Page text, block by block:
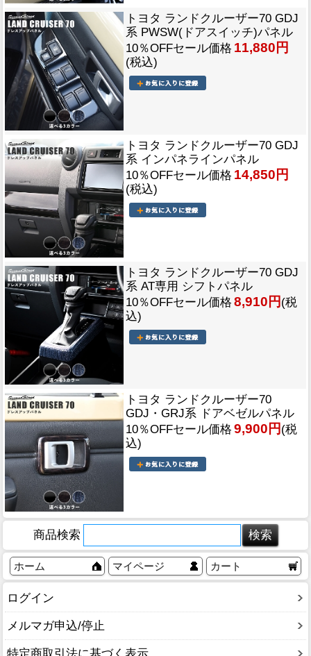
トヨタ ランドクルーザー70 GDJ
系 PWSW(ドアスイッチ)パネル
10％OFFセール価格 11,880円
(税込)
トヨタ ランドクルーザー70 GDJ
系 インパネラインパネル
10％OFFセール価格 14,850円
(税込)
トヨタ ランドクルーザー70 GDJ
系 AT専用 シフトパネル
10％OFFセール価格 8,910円 (税
込)
トヨタ ランドクルーザー70
GDJ・GRJ系 ドアベゼルパネル
10％OFFセール価格 9,900円 (税
込)
商品検索
ホーム マイページ カート
ログイン
メルマガ申込/停止